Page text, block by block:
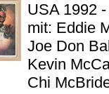
USA 1992
mit: Eddie
Joe Don
Kevin
Chi